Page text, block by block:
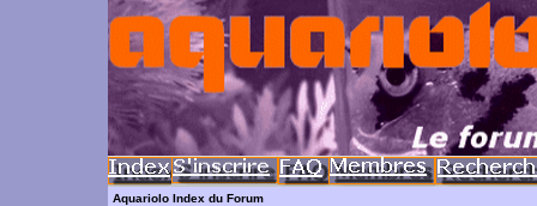
Aquariolo Index du Forum